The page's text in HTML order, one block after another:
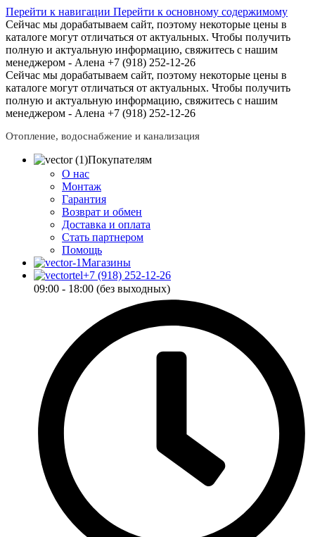
Перейти к навигации Перейти к основному содержимому
Сейчас мы дорабатываем сайт, поэтому некоторые цены в
каталоге могут отличаться от актуальных. Чтобы получить
полную и актуальную информацию, свяжитесь с нашим
менеджером - Алена +7 (918) 252-12-26
Сейчас мы дорабатываем сайт, поэтому некоторые цены в
каталоге могут отличаться от актуальных. Чтобы получить
полную и актуальную информацию, свяжитесь с нашим
менеджером - Алена +7 (918) 252-12-26
Отопление, водоснабжение и канализация
Покупателям
О нас
Монтаж
Гарантия
Возврат и обмен
Доставка и оплата
Стать партнером
Помощь
Магазины
+7 (918) 252-12-26
09:00 - 18:00 (без выходных)